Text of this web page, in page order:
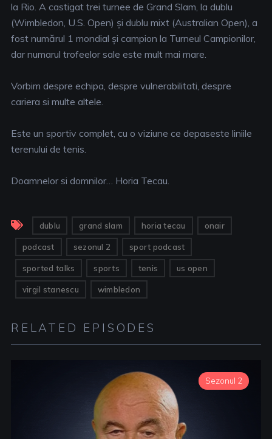
la Rio. A castigat trei turnee de Grand Slam, la dublu
(Wimbledon, U.S. Open) și dublu mixt (Australian Open), a
fost numărul 1 mondial și campion la Turneul Campionilor,
dar numarul trofeelor sale este mult mai mare.
Vorbim despre echipa, despre vulnerabilitati, despre
cariera si multe altele.
Este un sportiv complet, cu o viziune ce depaseste liniile
terenului de tenis.
Doamnelor si domnilor… Horia Tecau.
dublu grand slam horia tecau onair
podcast sezonul 2 sport podcast
sported talks sports tenis us open
virgil stanescu wimbledon
RELATED EPISODES
Sezonul 2